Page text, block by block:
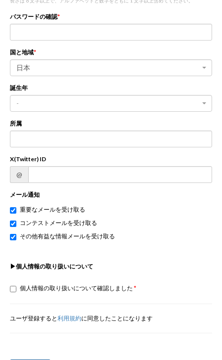
パスワードの確認
国と地域
日本
誕生年
-
所属
X(Twitter) ID
@
メール通知
重要なメールを受け取る
コンテストメールを受け取る
その他有益な情報メールを受け取る
▶個人情報の取り扱いについて
個人情報の取り扱いについて確認しました
ユーザ登録すると利用規約に同意したことになります